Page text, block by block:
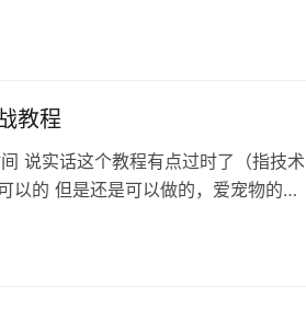
等） 所以把这个课程弄过来了，给
教程
说实话这个教程有点过时了（指技术
以的 但是还是可以做的，爱宠物的人
要找到专属风格才好 想做的可以结